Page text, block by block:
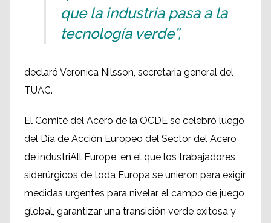
que la industria pasa a la
tecnología verde”,
declaró Veronica Nilsson, secretaria general del
TUAC.
El Comité del Acero de la OCDE se celebró luego
del Día de Acción Europeo del Sector del Acero
de industriAll Europe, en el que los trabajadores
siderúrgicos de toda Europa se unieron para exigir
medidas urgentes para nivelar el campo de juego
global, garantizar una transición verde exitosa y